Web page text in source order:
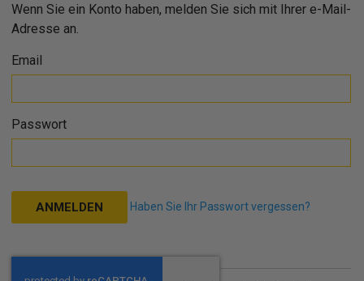
Wenn Sie ein Konto haben, melden Sie sich mit Ihrer e-Mail-
Adresse an.
Email
Passwort
ANMELDEN Haben Sie Ihr Passwort vergessen?